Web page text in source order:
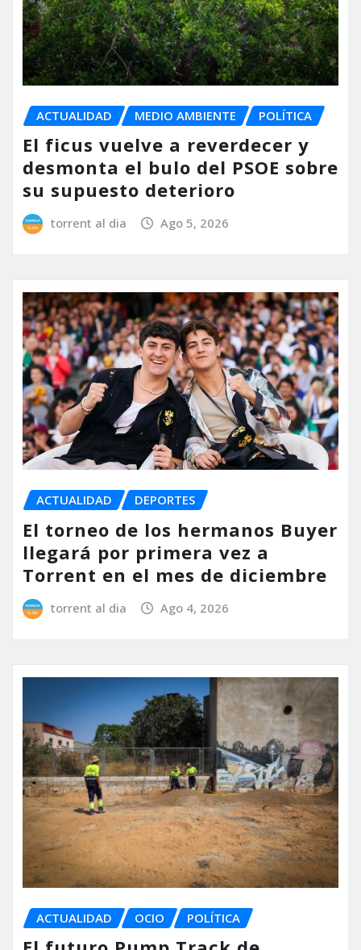
ACTUALIDAD MEDIO AMBIENTE POLÍTICA
El ficus vuelve a reverdecer y
desmonta el bulo del PSOE sobre
su supuesto deterioro
torrent al dia Ago 5, 2026
ACTUALIDAD DEPORTES
El torneo de los hermanos Buyer
llegará por primera vez a
Torrent en el mes de diciembre
torrent al dia Ago 4, 2026
ACTUALIDAD OCIO POLÍTICA